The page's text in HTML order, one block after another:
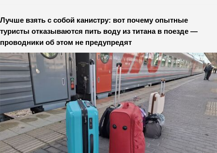
Лучше взять с собой канистру: вот почему опытные
туристы отказываются пить воду из титана в поезде —
проводники об этом не предупредят